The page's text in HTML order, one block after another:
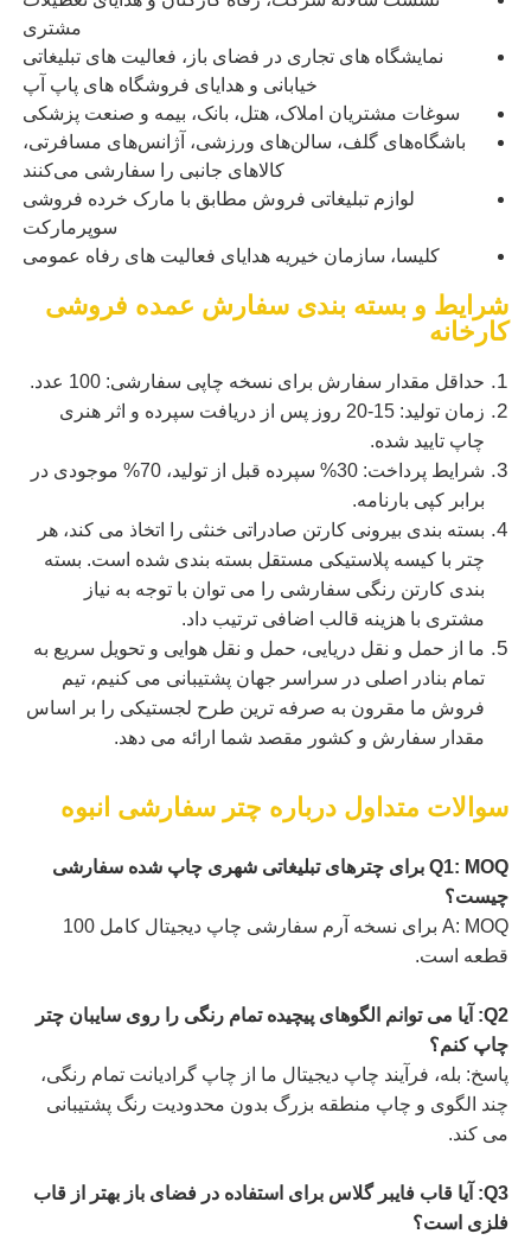
مشتری
نمایشگاه های تجاری در فضای باز، فعالیت های تبلیغاتی
خیابانی و هدایای فروشگاه های پاپ آپ
سوغات مشتریان املاک، هتل، بانک، بیمه و صنعت پزشکی
باشگاه‌های گلف، سالن‌های ورزشی، آژانس‌های مسافرتی،
کالاهای جانبی را سفارشی می‌کنند
لوازم تبلیغاتی فروش مطابق با مارک خرده فروشی
سوپرمارکت
کلیسا، سازمان خیریه هدایای فعالیت های رفاه عمومی
شرایط و بسته بندی سفارش عمده فروشی
کارخانه
حداقل مقدار سفارش برای نسخه چاپی سفارشی: 100 عدد.
زمان تولید: 15-20 روز پس از دریافت سپرده و اثر هنری
چاپ تایید شده.
شرایط پرداخت: 30% سپرده قبل از تولید، 70% موجودی در
برابر کپی بارنامه.
بسته بندی بیرونی کارتن صادراتی خنثی را اتخاذ می کند، هر
چتر با کیسه پلاستیکی مستقل بسته بندی شده است. بسته
بندی کارتن رنگی سفارشی را می توان با توجه به نیاز
مشتری با هزینه قالب اضافی ترتیب داد.
ما از حمل و نقل دریایی، حمل و نقل هوایی و تحویل سریع به
تمام بنادر اصلی در سراسر جهان پشتیبانی می کنیم، تیم
فروش ما مقرون به صرفه ترین طرح لجستیکی را بر اساس
مقدار سفارش و کشور مقصد شما ارائه می دهد.
سوالات متداول درباره چتر سفارشی انبوه
Q1: MOQ برای چترهای تبلیغاتی شهری چاپ شده سفارشی
چیست؟
A: MOQ برای نسخه آرم سفارشی چاپ دیجیتال کامل 100
قطعه است.
Q2: آیا می توانم الگوهای پیچیده تمام رنگی را روی سایبان چتر
چاپ کنم؟
پاسخ: بله، فرآیند چاپ دیجیتال ما از چاپ گرادیانت تمام رنگی،
چند الگوی و چاپ منطقه بزرگ بدون محدودیت رنگ پشتیبانی
می کند.
Q3: آیا قاب فایبر گلاس برای استفاده در فضای باز بهتر از قاب
فلزی است؟